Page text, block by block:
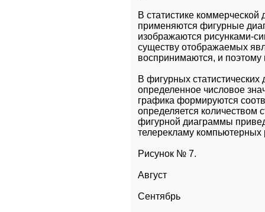
В статистике
применяются фигурные
изображаются рисунками-
существу отображаемых
воспринимаются, и
В фигурных
определенное числовое
графика формируются
определяется количеством
фигурной диаграммы
телерекламу компьютерных
Рисунок № 7.
Август
Сентябрь